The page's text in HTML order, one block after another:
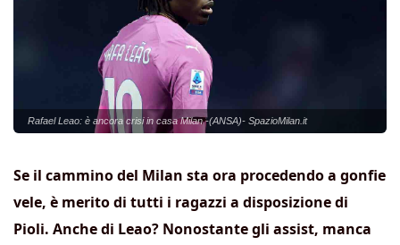
Rafael Leao: è ancora crisi in casa Milan -(ANSA)- SpazioMilan.it
Se il cammino del Milan sta ora procedendo a gonfie
vele, è merito di tutti i ragazzi a disposizione di
Pioli. Anche di Leao? Nonostante gli assist, manca